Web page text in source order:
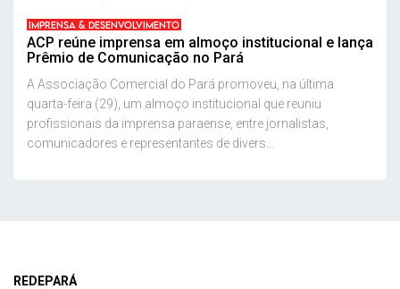
IMPRENSA & DESENVOLVIMENTO
ACP reúne imprensa em almoço institucional e lança
Prêmio de Comunicação no Pará
A Associação Comercial do Pará promoveu, na última
quarta-feira (29), um almoço institucional que reuniu
profissionais da imprensa paraense, entre jornalistas,
comunicadores e representantes de divers...
REDEPARÁ